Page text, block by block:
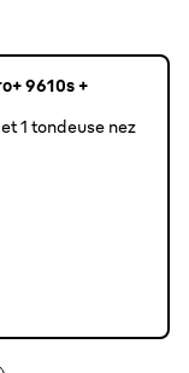
9610s +
1 tondeuse nez